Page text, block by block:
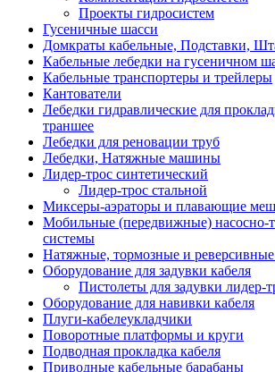
Проекты гидросистем
Гусеничные шасси
Домкраты кабельные, Подставки,
Кабельные лебедки на гусеничном
Кабельные транспортеры и трейлеры
Кантователи
Лебедки гидравлические для
траншее
Лебедки для реновации труб
Лебедки, Натяжные машины
Лидер-трос синтетический
Лидер-трос стальной
Миксеры-аэраторы и плавающие
Мобильные (передвижные) насосно-
системы
Натяжные, тормозные и реверсивные
Оборудование для задувки кабеля
Пистолеты для задувки лидер-
Оборудование для навивки кабеля
Плуги-кабелеукладчики
Поворотные платформы и круги
Подводная прокладка кабеля
Приводные кабельные барабаны